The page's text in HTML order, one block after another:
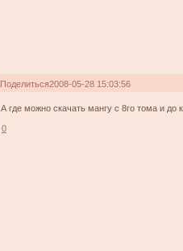
Поделиться2008-05-28 15:03:56
А где можно скачать мангу с 8го тома и до
0